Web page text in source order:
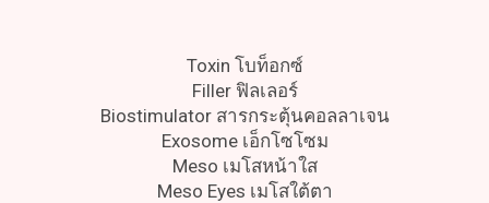
Toxin โบท็อกซ์
Filler ฟิลเลอร์
Biostimulator สารกระตุ้นคอลลาเจน
Exosome เอ็กโซโซม
Meso เมโสหน้าใส
Meso Eyes เมโสใต้ตา